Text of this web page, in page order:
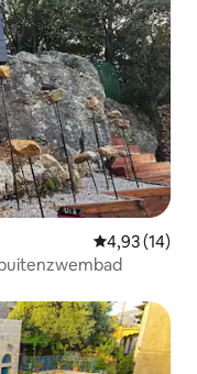
Gemiddelde
4,93 (14)